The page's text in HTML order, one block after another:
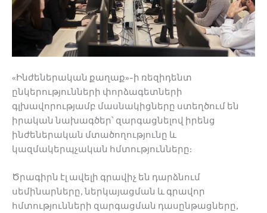
«Ինժեներական քաղաք»-ի ռեզիդենտ
ընկերությունների փորձագետների
գլխավորությամբ մասնակիցները ստեղծում են
իրական նախագծեր՝ զարգացնելով իրենց
ինժեներական մտածողությունը և
կազմակերպչական հմտությունները:
Ծրագիրն էլ ավելի գրավիչ են դարձնում
սեմինարները, ներկայացման և գրավոր
հմտությունների զարգացման դասընթացները,